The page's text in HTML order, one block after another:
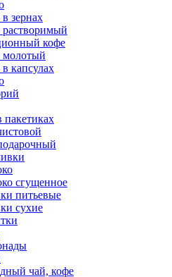
зернах
кофе
молотый
капсулах
пакетиках
сгущенное
питьевые
сухие
чай, кофе